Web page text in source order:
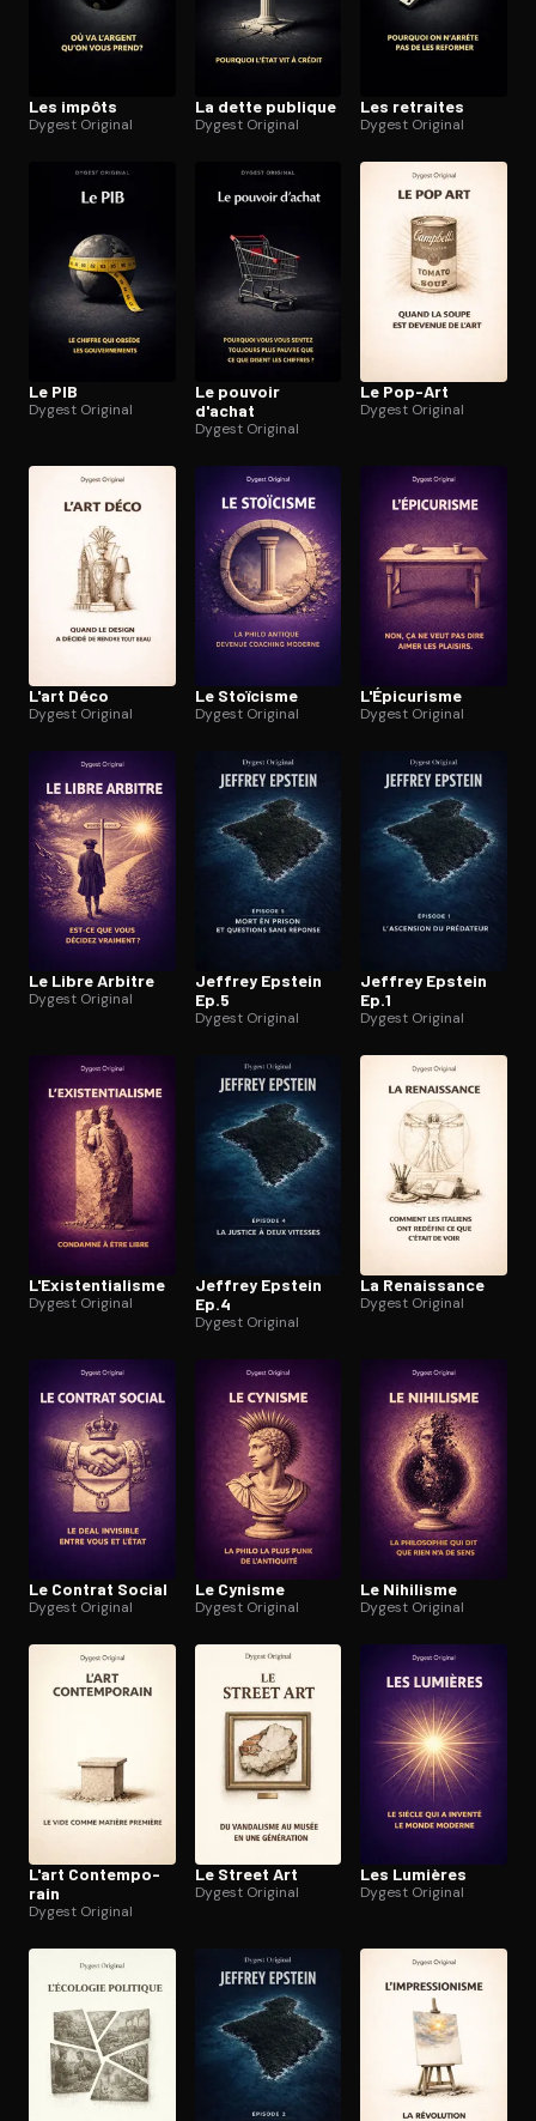
Les impôts
Dygest Original
La dette publique
Dygest Original
Les retraites
Dygest Original
Le PIB
Dygest Original
Le pouvoir
d'achat
Dygest Original
Le Pop-Art
Dygest Original
L'art Déco
Dygest Original
Le Stoïcisme
Dygest Original
L'Épi­cu­risme
Dygest Original
Le Libre Arbitre
Dygest Original
Jeffrey Epstein
Ep.5
Dygest Original
Jeffrey Epstein
Ep.1
Dygest Original
L'Exis­ten­tia­lisme
Dygest Original
Jeffrey Epstein
Ep.4
Dygest Original
La Renaissance
Dygest Original
Le Contrat Social
Dygest Original
Le Cynisme
Dygest Original
Le Nihilisme
Dygest Original
L'art Contem­po­
rain
Dygest Original
Le Street Art
Dygest Original
Les Lumières
Dygest Original